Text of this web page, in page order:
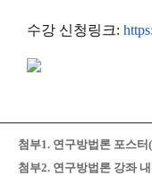
수강 신청링크:
첨부1. 연구방법론 포스
첨부2. 연구방법론 강좌